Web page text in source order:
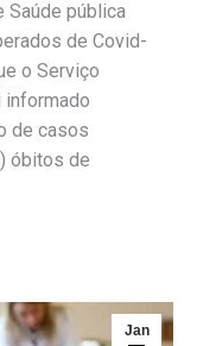
Saúde pública
de Covid-
o Serviço
informado
de casos
óbitos de
Jan